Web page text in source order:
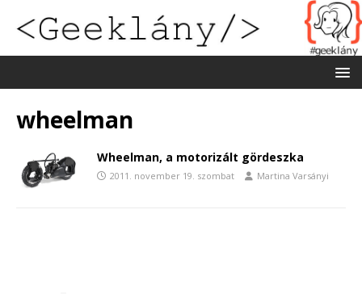
wheelman
Wheelman, a motorizált gördeszka
2011. november 19. szombat Martina Varsányi